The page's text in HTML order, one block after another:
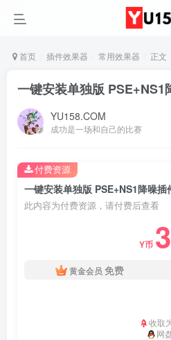
首页 插件效果器 常用效果器 正文
一键安装单独版 PSE+NS1
YU158.COM
成功是一场和自己的比赛
一键安装单独版 PSE+NS1降噪插
此内容为付费资源，请付费后查看
Y币 3
黄金会员 免费
收取
网
付费资源